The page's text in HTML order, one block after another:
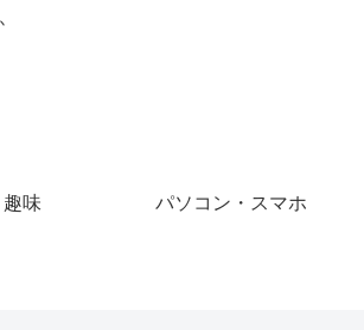
趣味 パソコン・スマホ